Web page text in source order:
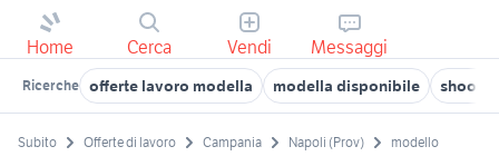
Home Cerca Vendi Messaggi
Ricerche offerte lavoro modella modella disponibile
Subito Offerte di lavoro Campania Napoli (Prov) modello